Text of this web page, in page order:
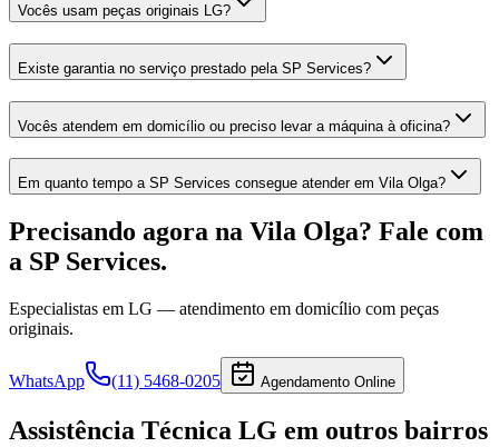
Vocês usam peças originais LG?
Existe garantia no serviço prestado pela SP Services?
Vocês atendem em domicílio ou preciso levar a máquina à oficina?
Em quanto tempo a SP Services consegue atender em Vila Olga?
Precisando agora na Vila Olga? Fale com
a SP Services.
Especialistas em LG — atendimento em domicílio com peças
originais.
WhatsApp (11) 5468-0205 Agendamento Online
Assistência Técnica LG em outros bairros